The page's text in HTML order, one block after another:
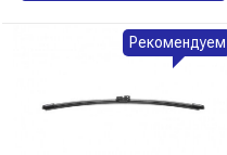
Рекомендуем